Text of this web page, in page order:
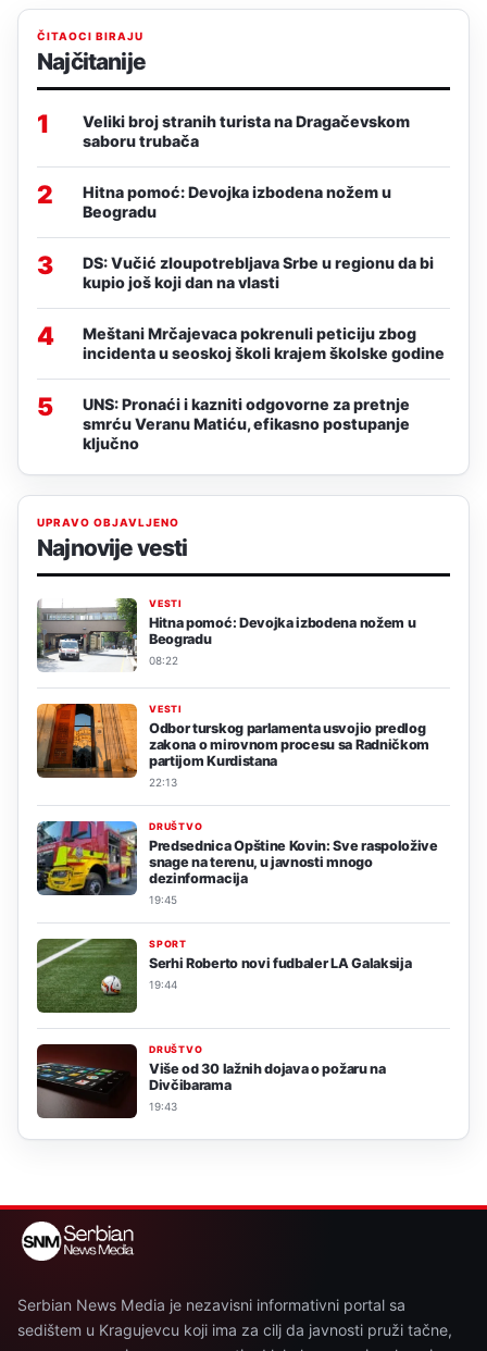
ČITAOCI BIRAJU
Najčitanije
1
Veliki broj stranih turista na Dragačevskom
saboru trubača
2
Hitna pomoć: Devojka izbodena nožem u
Beogradu
3
DS: Vučić zloupotrebljava Srbe u regionu da bi
kupio još koji dan na vlasti
4
Meštani Mrčajevaca pokrenuli peticiju zbog
incidenta u seoskoj školi krajem školske godine
5
UNS: Pronaći i kazniti odgovorne za pretnje
smrću Veranu Matiću, efikasno postupanje
ključno
UPRAVO OBJAVLJENO
Najnovije vesti
VESTI
Hitna pomoć: Devojka izbodena nožem u
Beogradu
08:22
VESTI
Odbor turskog parlamenta usvojio predlog
zakona o mirovnom procesu sa Radničkom
partijom Kurdistana
22:13
DRUŠTVO
Predsednica Opštine Kovin: Sve raspoložive
snage na terenu, u javnosti mnogo
dezinformacija
19:45
SPORT
Serhi Roberto novi fudbaler LA Galaksija
19:44
DRUŠTVO
Više od 30 lažnih dojava o požaru na
Divčibarama
19:43
Serbian News Media je nezavisni informativni portal sa
sedištem u Kragujevcu koji ima za cilj da javnosti pruži tačne,